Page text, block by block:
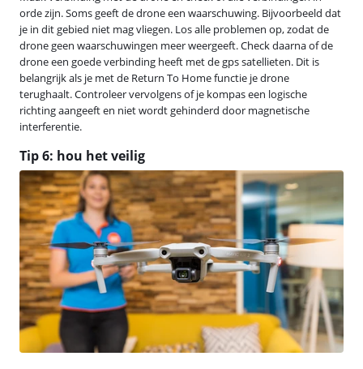
orde zijn. Soms geeft de drone een waarschuwing. Bijvoorbeeld dat
je in dit gebied niet mag vliegen. Los alle problemen op, zodat de
drone geen waarschuwingen meer weergeeft. Check daarna of de
drone een goede verbinding heeft met de gps satellieten. Dit is
belangrijk als je met de Return To Home functie je drone
terughaalt. Controleer vervolgens of je kompas een logische
richting aangeeft en niet wordt gehinderd door magnetische
interferentie.
Tip 6: hou het veilig